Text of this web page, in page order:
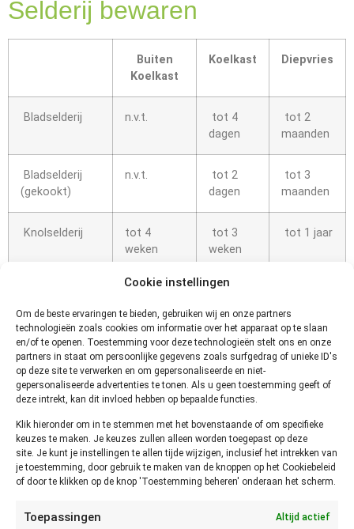
Cookie instellingen
Om de beste ervaringen te bieden, gebruiken wij en onze partners
technologieën zoals cookies om informatie over het apparaat op te slaan
en/of te openen. Toestemming voor deze technologieën stelt ons en onze
partners in staat om persoonlijke gegevens zoals surfgedrag of unieke ID's
op deze site te verwerken en om gepersonaliseerde en niet-
gepersonaliseerde advertenties te tonen. Als u geen toestemming geeft of
deze intrekt, kan dit invloed hebben op bepaalde functies.
Klik hieronder om in te stemmen met het bovenstaande of om specifieke
keuzes te maken. Je keuzes zullen alleen worden toegepast op deze
site. Je kunt je instellingen te allen tijde wijzigen, inclusief het intrekken van
je toestemming, door gebruik te maken van de knoppen op het Cookiebeleid
of door te klikken op de knop 'Toestemming beheren' onderaan het scherm.
Toepassingen Altijd actief
Selderij bewaren
Buiten
Koelkast
Koelkast Diepvries
Bladselderij n.v.t.
tot 4
dagen
tot 2
maanden
Bladselderij
(gekookt)
n.v.t.
tot 2
dagen
tot 3
maanden
Knolselderij
tot 4
weken
tot 3
weken
tot 1 jaar
(gekookt)
n.v.t.
tot 2
dagen
Hoe kun je vaststellen of Selderij
niet meer goed is?
Je kunt het
beste
vaststellen
of Selderij niet
is door te zien,